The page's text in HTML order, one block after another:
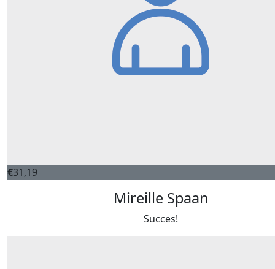
€31,19
Mireille Spaan
Succes!